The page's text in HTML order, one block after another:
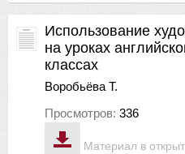
Материал в
Использование
на уроках
классах
Воробьёва Т.
Просмотров: 336